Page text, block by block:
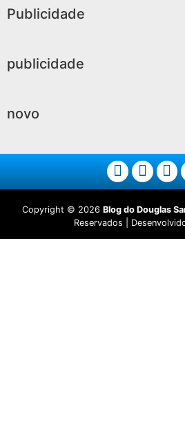
Publicidade
publicidade
novo
Copyright © 2026 Blog do Douglas
Reservados |